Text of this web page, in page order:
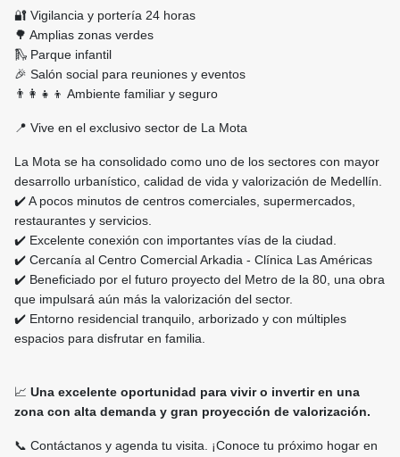
🔐 Vigilancia y portería 24 horas
🌳 Amplias zonas verdes
🛝 Parque infantil
🎉 Salón social para reuniones y eventos
👨‍👩‍👧‍👦 Ambiente familiar y seguro
📍 Vive en el exclusivo sector de La Mota
La Mota se ha consolidado como uno de los sectores con mayor
desarrollo urbanístico, calidad de vida y valorización de Medellín.
✔️ A pocos minutos de centros comerciales, supermercados,
restaurantes y servicios.
✔️ Excelente conexión con importantes vías de la ciudad.
✔️ Cercanía al Centro Comercial Arkadia - Clínica Las Américas
✔️ Beneficiado por el futuro proyecto del Metro de la 80, una obra
que impulsará aún más la valorización del sector.
✔️ Entorno residencial tranquilo, arborizado y con múltiples
espacios para disfrutar en familia.
📈 Una excelente oportunidad para vivir o invertir en una
zona con alta demanda y gran proyección de valorización.
📞 Contáctanos y agenda tu visita. ¡Conoce tu próximo hogar en